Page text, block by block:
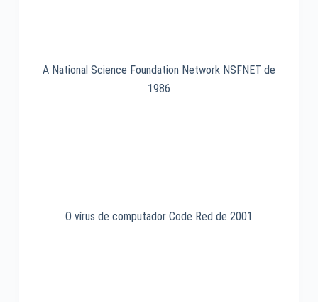
A National Science Foundation Network NSFNET de
1986
O vírus de computador Code Red de 2001